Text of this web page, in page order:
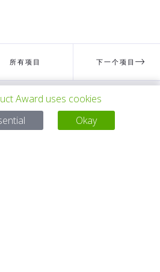
所有项目 下一个项目
有问题吗？
Award uses cookies
Okay